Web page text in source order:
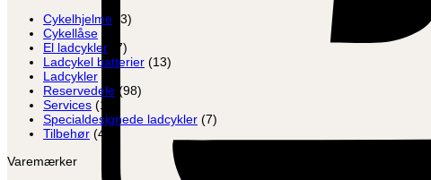
Cykelhjelme (3)
Cykellåse
El ladcykler
(7)
Ladcykel batterier (13)
Ladcykler
Reservedele (98)
Services (12)
Specialdesignede ladcykler (7)
Tilbehør (45)
Varemærker